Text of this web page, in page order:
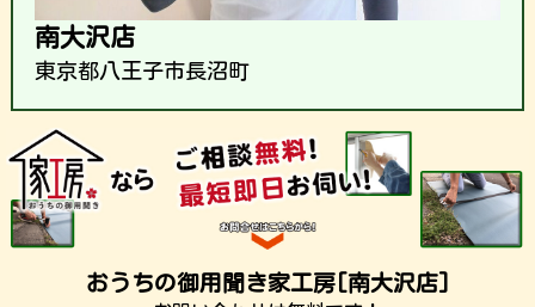
南大沢店
東京都八王子市長沼町
おうちの御用聞き家工房[南大沢店]